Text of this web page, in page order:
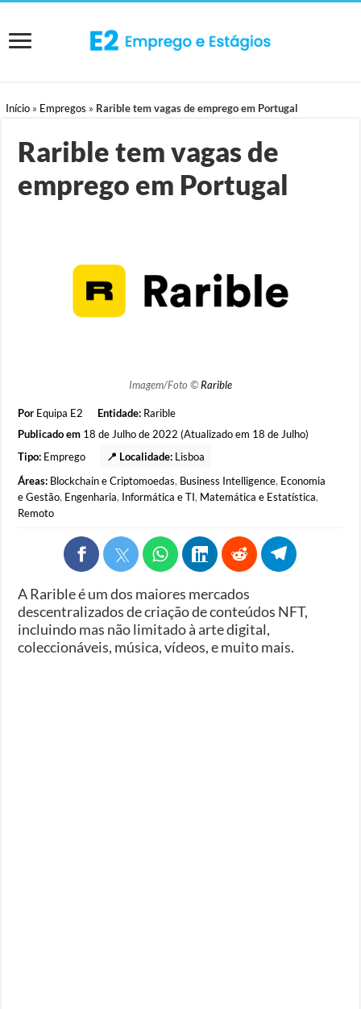
Início » Empregos » Rarible tem vagas de emprego em Portugal
Rarible tem vagas de
emprego em Portugal
Imagem/Foto ©Rarible
Por Equipa E2 Entidade: Rarible
Publicado em 18 de Julho de 2022 (Atualizado em 18 de Julho)
Tipo: Emprego 📍 Localidade: Lisboa
Áreas: Blockchain e Criptomoedas, Business Intelligence, Economia
e Gestão, Engenharia, Informática e TI, Matemática e Estatística,
Remoto
A Rarible é um dos maiores mercados
descentralizados de criação de conteúdos NFT,
incluindo mas não limitado à arte digital,
coleccionáveis, música, vídeos, e muito mais.